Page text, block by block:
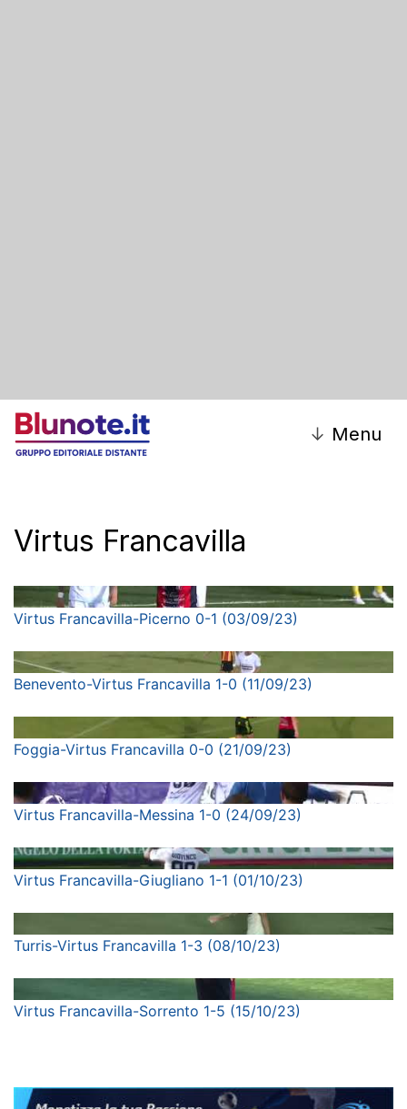
↓ Menu
Virtus Francavilla
Virtus Francavilla-Picerno 0-1 (03/09/23)
Benevento-Virtus Francavilla 1-0 (11/09/23)
Foggia-Virtus Francavilla 0-0 (21/09/23)
Virtus Francavilla-Messina 1-0 (24/09/23)
Virtus Francavilla-Giugliano 1-1 (01/10/23)
Turris-Virtus Francavilla 1-3 (08/10/23)
Virtus Francavilla-Sorrento 1-5 (15/10/23)